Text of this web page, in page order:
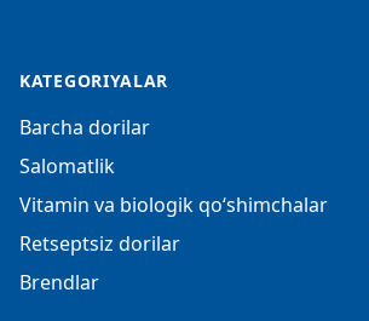
KATEGORIYALAR
Barcha dorilar
Salomatlik
Vitamin va biologik qo‘shimchalar
Retseptsiz dorilar
Brendlar